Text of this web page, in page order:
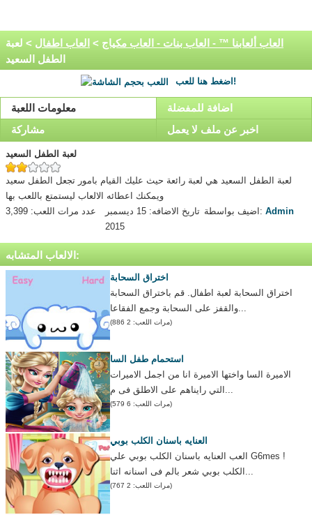
العاب ألعابنا ™ - العاب بنات - العاب مكياج > العاب اطفال > لعبة
الطفل السعيد
اضغط هنا للعب!
معلومات اللعبة
اضافة للمفضلة
مشاركة
اخبر عن ملف لا يعمل
لعبة الطفل السعيد
لعبة الطفل السعيد هي لعبة رائعة حيث عليك القيام بامور تجعل الطفل سعيد
ويمكنك اعطائه الالعاب ليستمتع باللعب بها
عدد مرات اللعب: 3,399
تاريخ الاضافه: 15 ديسمبر
2015
اضيف بواسطة:Admin
الالعاب المتشابه:
اختراق السحابة
اختراق السحابة لعبة اطفال. قم باختراق السحابة
والقفز على السحابة وجمع الفقاعا...
(مرات اللعب: 2 886)
استحمام طفل السا
الاميرة السا واختها الاميرة انا من اجمل الاميرات
التي رايناهم على الاطلق فى م...
(مرات اللعب: 6 579)
العنايه باسنان الكلب بوبي
العب العنايه باسنان الكلب بوبي علي G6mes !
الكلب بوبي شعر بالم فى اسنانه اثنا...
(مرات اللعب: 2 767)